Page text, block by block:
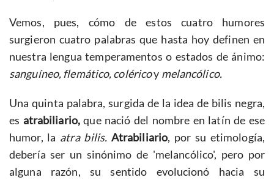
Vemos, pues, cómo de estos cuatro humores
surgieron cuatro palabras que hasta hoy definen en
nuestra lengua temperamentos o estados de ánimo:
sanguíneo, flemático, coléricoy melancólico.
Una quinta palabra, surgida de la idea de bilis negra,
es atrabiliario,que nació del nombre en latín de ese
humor, la atra bilis. Atrabiliario, por su etimología,
debería ser un sinónimo de 'melancólico', pero por
alguna razón, su sentido evolucionó hacia su